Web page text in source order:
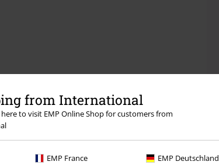
from International
here to visit EMP Online Shop for customers from
EMP France EMP Deutschland